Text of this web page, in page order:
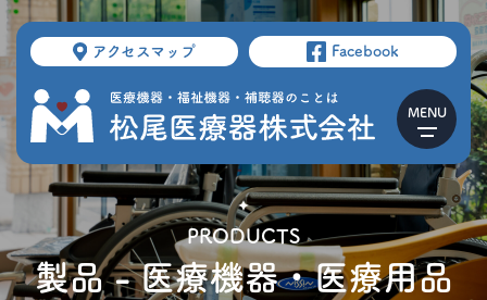
アクセスマップ Facebook
PRODUCTS
製品 - 医療機器・医療用品